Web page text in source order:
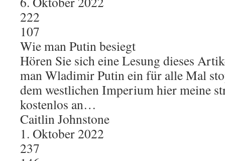
222
107
Wie man Putin besiegt
Hören Sie sich eine Lesung dieses
man Wladimir Putin ein für alle Mal
dem westlichen Imperium hier meine
kostenlos an…
Caitlin Johnstone
1. Oktober 2022
237